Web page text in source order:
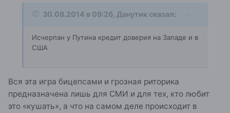
30.08.2014 в 09:26, Данутик сказал:
Исчерпан у Путина кредит доверия на Западе и в
США
Вся эта игра бицепсами и грозная риторика
предназначена лишь для СМИ и для тех, кто любит
это «кушать», а что на самом деле происходит в